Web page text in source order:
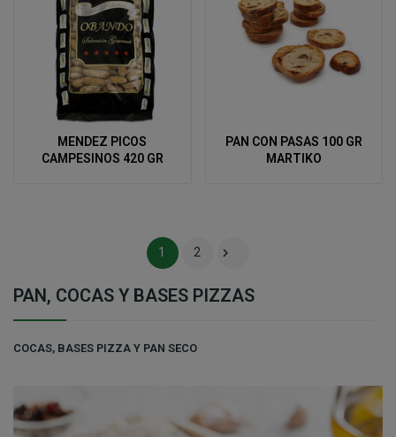
PAN, COCAS Y BASES PIZZAS
COCAS, BASES PIZZA Y PAN SECO
MENDEZ PICOS
CAMPESINOS 420 GR
PAN CON PASAS 100 GR
MARTIKO
1 2 